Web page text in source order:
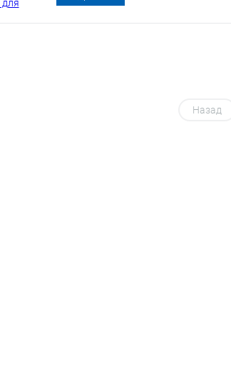
Название бренда появилось в
осталось прежним: VTC5, VTC5A и
Назад